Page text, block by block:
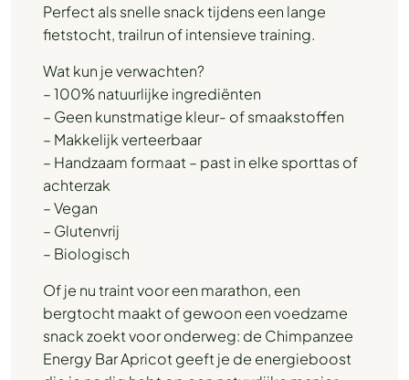
Perfect als snelle snack tijdens een lange
fietstocht, trailrun of intensieve training.
Wat kun je verwachten?
– 100% natuurlijke ingrediënten
– Geen kunstmatige kleur- of smaakstoffen
– Makkelijk verteerbaar
– Handzaam formaat – past in elke sporttas of
achterzak
– Vegan
– Glutenvrij
– Biologisch
Of je nu traint voor een marathon, een
bergtocht maakt of gewoon een voedzame
snack zoekt voor onderweg: de Chimpanzee
Energy Bar Apricot geeft je de energieboost